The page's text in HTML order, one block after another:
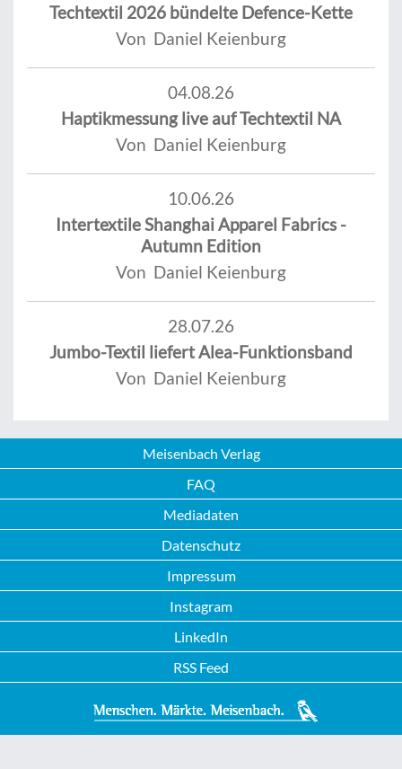
Techtextil 2026 bündelte Defence-Kette
Von Daniel Keienburg
04.08.26
Haptikmessung live auf Techtextil NA
Von Daniel Keienburg
10.06.26
Intertextile Shanghai Apparel Fabrics -
Autumn Edition
Von Daniel Keienburg
28.07.26
Jumbo-Textil liefert Alea-Funktionsband
Von Daniel Keienburg
Meisenbach Verlag
FAQ
Mediadaten
Datenschutz
Impressum
Instagram
LinkedIn
RSS Feed